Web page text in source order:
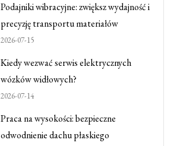
Podajniki wibracyjne: zwiększ wydajność i
precyzję transportu materiałów
2026-07-15
Kiedy wezwać serwis elektrycznych
wózków widłowych?
2026-07-14
Praca na wysokości: bezpieczne
odwodnienie dachu płaskiego